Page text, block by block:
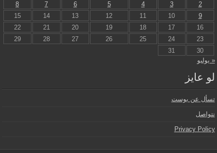
2
3
4
5
6
7
8
9
10
11
12
13
14
15
16
17
18
19
20
21
22
23
24
25
26
27
28
29
30
31
« يوليو
لو عايز
تسأل عن بوست
نتواصل
Privacy Policy